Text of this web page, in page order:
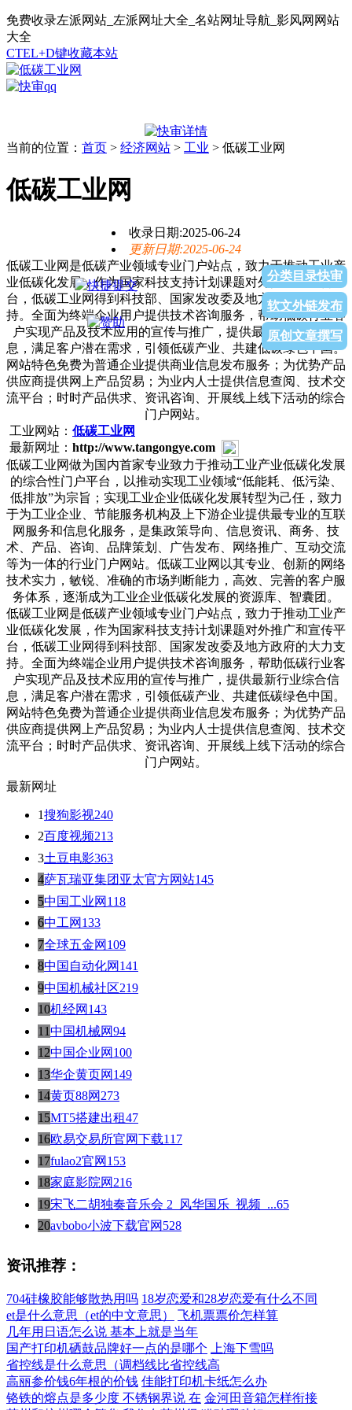
免费收录左派网站_左派网址大全_名站网址导航_影风网网站
大全
CTEL+D键收藏本站
分类目录快审
软文外链发布
原创文章撰写
当前的位置： 首页 > 经济网站 > 工业 > 低碳工业网
低碳工业网
收录日期:2025-06-24
更新日期:2025-06-24
低碳工业网是低碳产业领域专业门户站点，致力于推动工业产
业低碳化发展，作为国家科技支持计划课题对外推广和宣传平
台，低碳工业网得到科技部、国家发改委及地方政府的大力支
持。全面为终端企业用户提供技术咨询服务，帮助低碳行业客
户实现产品及技术应用的宣传与推广，提供最新行业综合信
息，满足客户潜在需求，引领低碳产业、共建低碳绿色中国。
网站特色免费为普通企业提供商业信息发布服务；为优势产品
供应商提供网上产品贸易；为业内人士提供信息查阅、技术交
流平台；时时产品供求、资讯咨询、开展线上线下活动的综合
门户网站。
工业网站： 低碳工业网
最新网址： http://www.tangongye.com
低碳工业网做为国内首家专业致力于推动工业产业低碳化发展
的综合性门户平台，以推动实现工业领域“低能耗、低污染、
低排放”为宗旨；实现工业企业低碳化发展转型为己任，致力
于为工业企业、节能服务机构及上下游企业提供最专业的互联
网服务和信息化服务，是集政策导向、信息资讯、商务、技
术、产品、咨询、品牌策划、广告发布、网络推广、互动交流
等为一体的行业门户网站。低碳工业网以其专业、创新的网络
技术实力，敏锐、准确的市场判断能力，高效、完善的客户服
务体系，逐渐成为工业企业低碳化发展的资源库、智囊团。
低碳工业网是低碳产业领域专业门户站点，致力于推动工业产
业低碳化发展，作为国家科技支持计划课题对外推广和宣传平
台，低碳工业网得到科技部、国家发改委及地方政府的大力支
持。全面为终端企业用户提供技术咨询服务，帮助低碳行业客
户实现产品及技术应用的宣传与推广，提供最新行业综合信
息，满足客户潜在需求，引领低碳产业、共建低碳绿色中国。
网站特色免费为普通企业提供商业信息发布服务；为优势产品
供应商提供网上产品贸易；为业内人士提供信息查阅、技术交
流平台；时时产品供求、资讯咨询、开展线上线下活动的综合
门户网站。
最新网址
1搜狗影视240
2百度视频213
3土豆电影363
4萨瓦瑞亚集团亚太官方网站145
5中国工业网 118
6中工网 133
7全球五金网 109
8中国自动化网 141
9中国机械社区219
10机经网 143
11中国机械网94
12中国企业网 100
13华企黄页网 149
14黄页88网 273
15MT5搭建出租47
16欧易交易所官网下载117
17fulao2官网 153
18家庭影院网 216
19宋飞二胡独奏音乐会 2_风华国乐_视频_...65
20avbobo小波下载官网 528
资讯推荐：
704硅橡胶能够散热用吗 18岁恋爱和28岁恋爱有什么不同
et是什么意思（et的中文意思）
飞机票票价怎样算
几年用日语怎么说 基本上就是当年
国产打印机硒鼓品牌好一点的是哪个
上海下雪吗
省控线是什么意思（调档线比省控线高
高丽参价钱6年根的价钱 佳能打印机卡纸怎么办
铬铁的熔点是多少度 不锈钢界说 在 金河田音箱怎样衔接